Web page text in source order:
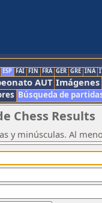
ESP FAI FIN FRA GER GRE INA
AUT Imágenes
Búsqueda de
Chess Results
y minúsculas. Al